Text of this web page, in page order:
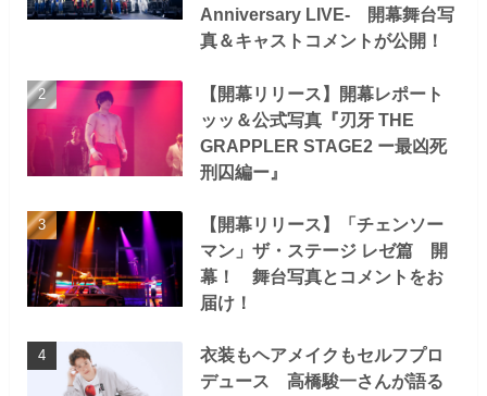
Anniversary LIVE- 開幕舞台写
真＆キャストコメントが公開！
【開幕リリース】開幕レポート
ッッ＆公式写真『刃牙 THE
GRAPPLER STAGE2 ー最凶死
刑囚編ー』
【開幕リリース】「チェンソー
マン」ザ・ステージ レゼ篇 開
幕！ 舞台写真とコメントをお
届け！
衣装もヘアメイクもセルフプロ
デュース 高橋駿一さんが語る